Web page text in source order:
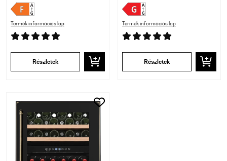
Termék információs lap
Részletek
Termék információs lap
Részletek